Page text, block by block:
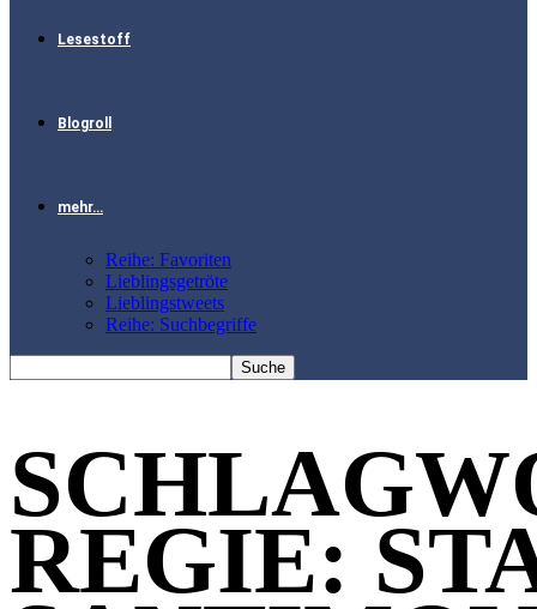
Lesestoff
Blogroll
mehr…
Reihe: Favoriten
Lieblingsgetröte
Lieblingstweets
Reihe: Suchbegriffe
REGIE: